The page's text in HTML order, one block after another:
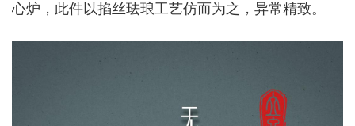
心炉，此件以掐丝珐琅工艺仿而为之，异常精致。